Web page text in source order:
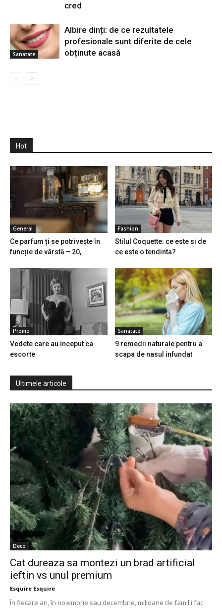
cred
Sanatate
Albire dinți: de ce rezultatele
profesionale sunt diferite de cele
obținute acasă
Hot
General
Ce parfum ți se potrivește în
funcție de vârstă – 20,...
Fashion
Stilul Coquette: ce este si de
ce este o tendinta?
Promo
Vedete care au inceput ca
escorte
Sanatate
9 remedii naturale pentru a
scapa de nasul infundat
Ultimele articole
Deco
Cat dureaza sa montezi un brad artificial
ieftin vs unul premium
Esquire Esquire
În fiecare an, în noiembrie sau decembrie, milioane de familii fac